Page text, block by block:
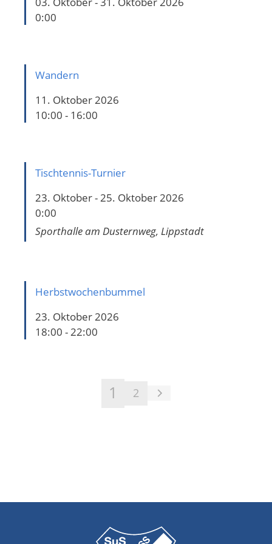
0:00
Wandern
11. Oktober 2026
10:00 - 16:00
Tischtennis-Turnier
23. Oktober - 25. Oktober 2026
0:00
Sporthalle am Dusternweg, Lippstadt
Herbstwochenbummel
23. Oktober 2026
18:00 - 22:00
1 2